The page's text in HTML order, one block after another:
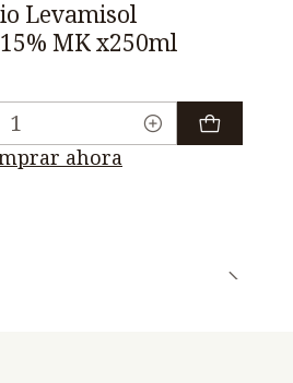
Levamisol
MK x250ml
ahora